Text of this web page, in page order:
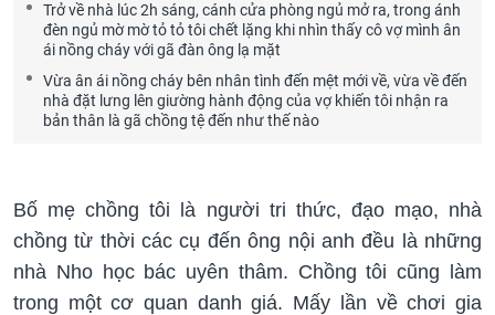
Trở về nhà lúc 2h sáng, cánh cửa phòng ngủ mở ra, trong ánh
đèn ngủ mờ mờ tỏ tỏ tôi chết lặng khi nhìn thấy cô vợ mình ân
ái nồng cháy với gã đàn ông lạ mặt
Vừa ân ái nồng cháy bên nhân tình đến mệt mới về, vừa về đến
nhà đặt lưng lên giường hành động của vợ khiến tôi nhận ra
bản thân là gã chồng tệ đến như thế nào
Bố mẹ chồng tôi là người tri thức, đạo mạo, nhà
chồng từ thời các cụ đến ông nội anh đều là những
nhà Nho học bác uyên thâm. Chồng tôi cũng làm
trong một cơ quan danh giá. Mấy lần về chơi gia